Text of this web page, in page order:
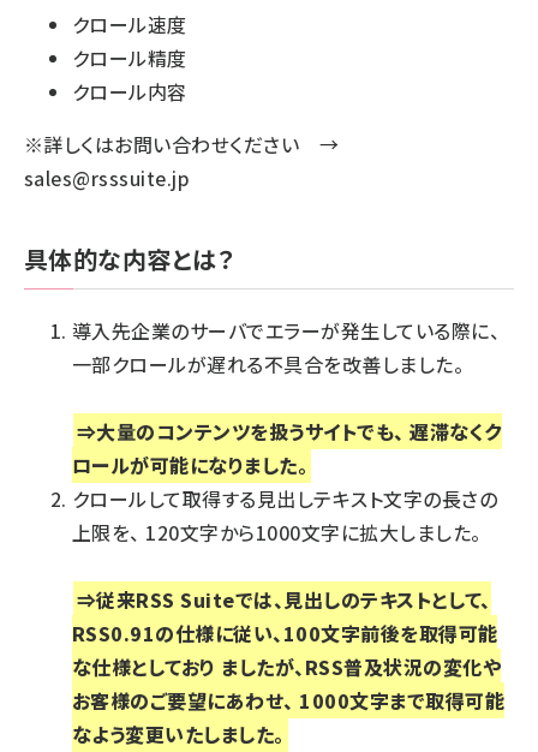
クロール速度
クロール精度
クロール内容
※詳しくはお問い合わせください →
sales@rsssuite.jp
具体的な内容とは？
導入先企業のサーバでエラーが発生している際に、
一部クロールが遅れる不具合を改善しました。
⇒大量のコンテンツを扱うサイトでも、 遅滞なくク
ロールが可能になりました。
クロールして取得する見出しテキスト文字の長さの
上限を、 120文字から1000文字に拡大しました。
⇒従来RSS Suiteでは、見出しのテキストとして、
RSS0.91の仕様に従い、100文字前後を取得可能
な仕様としており ましたが、RSS普及状況の変化や
お客様のご要望にあわせ、 1000文字まで取得可能
なよう変更いたしました。